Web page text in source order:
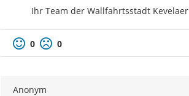
Ihr Team der Wallfahrtsstadt Kevelaer
0 0
Anonym